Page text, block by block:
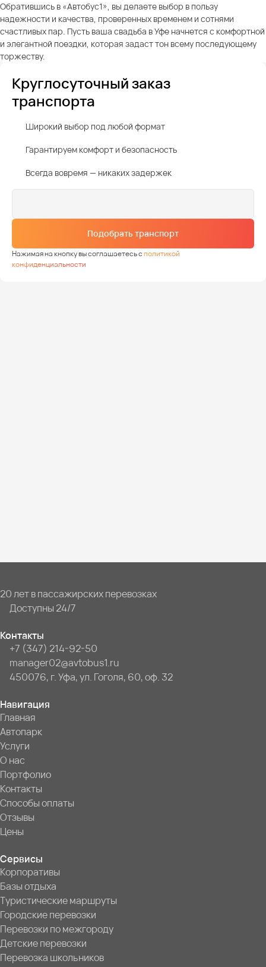
Обратившись в «Автобус1», вы делаете выбор в пользу
надежности и качества, проверенных временем и сотнями
счастливых пар. Пусть ваша свадьба в Уфе начнется с комфортной
и элегантной поездки, которая задаст тон всему последующему
торжеству.
Круглосуточный заказ
транспорта
Широкий выбор под любой формат
Гарантируем комфорт и безопасность
Всегда вовремя — никаких задержек
Подобрать транспорт
Нажимая на кнопку вы соглашаетесь сполитикой
конфиденциальности
20 лет в пассажирских перевозках
Доступны 24/7
Контакты
+7 (347) 214-92-50
manager02@avtobus1.ru
450076, г. Уфа, ул. Гоголя, 60, оф. 32
Навигация
Главная
Автопарк
Услуги
О нас
Портфолио
Контакты
Способы оплаты
Отзывы
Цены
Сервисы
Корпоративы
Базы отдыха
Туристические маршруты
Городские перевозки
Перевозки по межгороду
Детские перевозки
Перевозка школьников